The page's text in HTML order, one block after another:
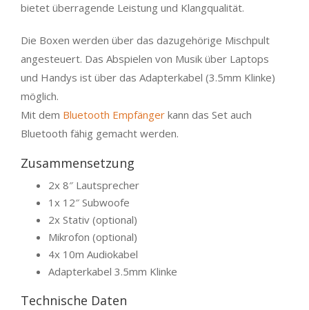
bietet überragende Leistung und Klangqualität.
Die Boxen werden über das dazugehörige Mischpult
angesteuert. Das Abspielen von Musik über Laptops
und Handys ist über das Adapterkabel (3.5mm Klinke)
möglich.
Mit dem Bluetooth Empfänger kann das Set auch
Bluetooth fähig gemacht werden.
Zusammensetzung
2x 8″ Lautsprecher
1x 12″ Subwoofe
2x Stativ (optional)
Mikrofon (optional)
4x 10m Audiokabel
Adapterkabel 3.5mm Klinke
Technische Daten